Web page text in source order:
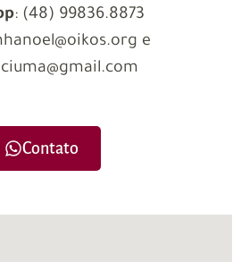
: (48) 99836.8873
e
Contato